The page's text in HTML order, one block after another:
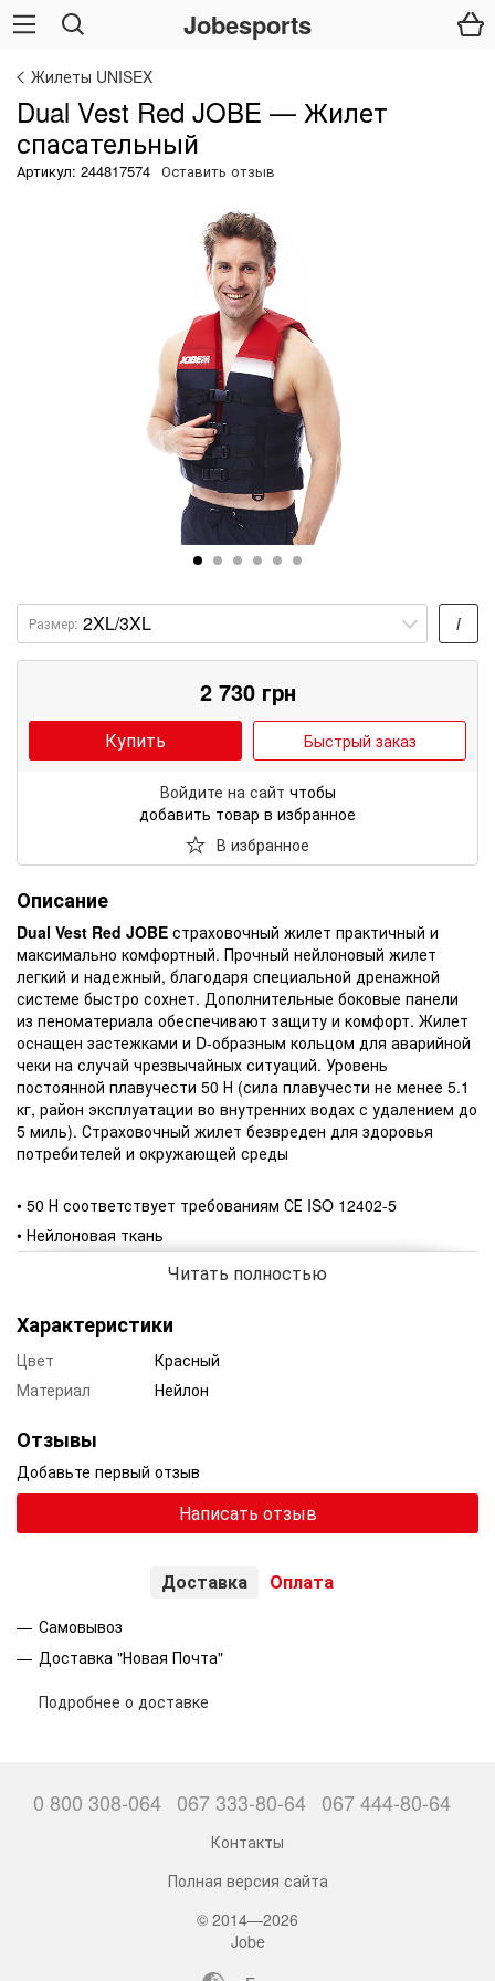
Жилеты UNISEX
Dual Vest Red JOBE — Жилет
спасательный
Артикул: 244817574 Оставить отзыв
Размер: i
2 730грн
Купить Быстрый заказ
Войдите на сайт чтобы
добавить товар в избранное
В избранное
Описание
Dual Vest Red JOBE страховочный жилет практичный и
максимально комфортный. Прочный нейлоновый жилет
легкий и надежный, благодаря специальной дренажной
системе быстро сохнет. Дополнительные боковые панели
из пеноматериала обеспечивают защиту и комфорт. Жилет
оснащен застежками и D-образным кольцом для аварийной
чеки на случай чрезвычайных ситуаций. Уровень
постоянной плавучести 50 Н (сила плавучести не менее 5.1
кг, район эксплуатации во внутренних водах с удалением до
5 миль). Страховочный жилет безвреден для здоровья
потребителей и окружающей среды
• 50 Н соответствует требованиям СЕ ISO 12402-5
• Нейлоновая ткань
• Дренажная система
Читать полностью
Характеристики
Цвет
Красный
Материал
Нейлон
Отзывы
Добавьте первый отзыв
Написать отзыв
Доставка Оплата
Самовывоз
Доставка "Новая Почта"
Подробнее о доставке
0 800 308-064 067 333-80-64 067 444-80-64
Контакты
Полная версия сайта
© 2014—2026
Jobe
Jobesports